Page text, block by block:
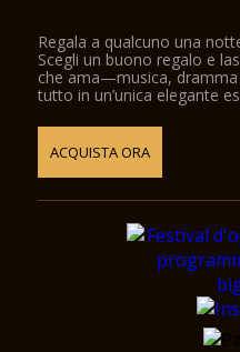
Regala a qualcuno una
Scegli un buono regalo e
che ama—musica,
tutto in un’unica elegante
ACQUISTA ORA